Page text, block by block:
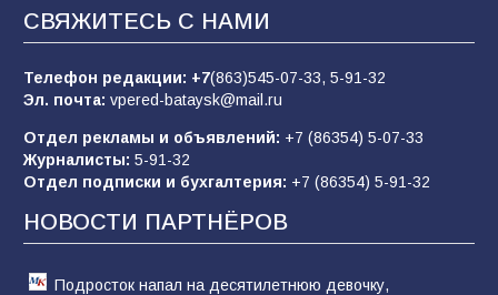
Будет ли мобилизация в России в 2026 году
после выборов: в Госдуме дали ответ
84 06.08.2026
«Слухами Москву не возьмёшь»: почему
заявления Киева о мобилизации — это
отчаяние, а не разведка
81 02.08.2026
СВЯЖИТЕСЬ С НАМИ
Телефон редакции: +7(863)545-07-33, 5-91-32
Эл. почта: vpered-bataysk@mail.ru
Отдел рекламы и объявлений: +7 (86354) 5-07-33
Журналисты: 5-91-32
Отдел подписки и бухгалтерия: +7 (86354) 5-91-32
НОВОСТИ ПАРТНЁРОВ
Подросток напал на десятилетнюю девочку,